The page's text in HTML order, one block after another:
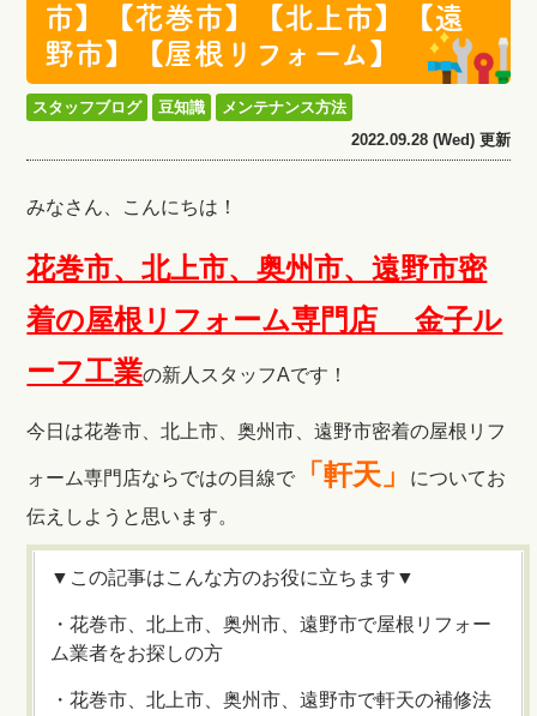
市】【花巻市】【北上市】【遠
野市】【屋根リフォーム】
スタッフブログ 豆知識
メンテナンス方法
2022.09.28 (Wed) 更新
みなさん、こんにちは！
花巻市、北上市、奥州市、遠野市密
着の屋根リフォーム専門店 金子ル
ーフ工業の新人スタッフAです！
今日は花巻市、北上市、奥州市、遠野市密着の屋根リフ
ォーム専門店ならではの目線で 「軒天 」
についてお
伝えしようと思います。
▼この記事はこんな方のお役に立ちます▼
・花巻市、北上市、奥州市、遠野市で屋根リフォー
ム業者をお探しの方
・花巻市、北上市、奥州市、遠野市で軒天の補修法